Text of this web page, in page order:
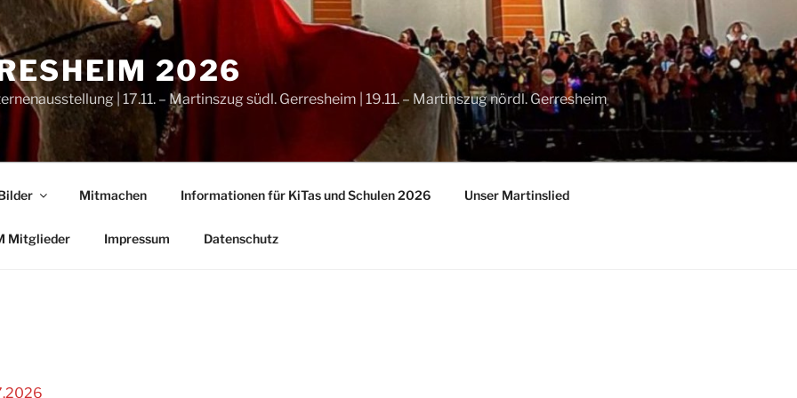
2026
| 17.11. – Martinszug südl. Gerresheim | 19.11. – Martinszug nördl. Gerresheim
Mitmachen Informationen für KiTas und Schulen 2026 Unser Martinslied
Mitglieder Impressum Datenschutz